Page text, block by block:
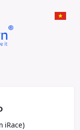
iRace)